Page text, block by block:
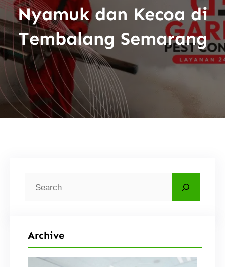
Nyamuk dan Kecoa di
Tembalang Semarang
Archive